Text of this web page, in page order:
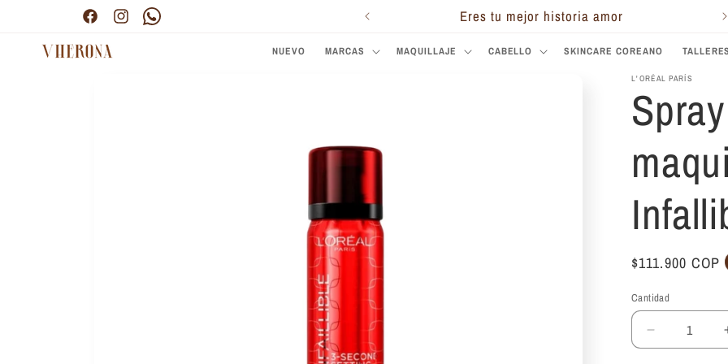
FacebookInstagramPinterest
Envío gratis por compras superiores a $300.000 Eres tu mejor historia amor
NUEVO MARCAS MAQUILLAJE CABELLO SKINCARE COREANO TALLERES
L'ORÉAL PARÍS
Precio
$111.900 COP
Cantidad
Reducir
cantidad